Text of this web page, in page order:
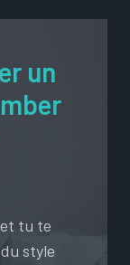
un
tu te
style